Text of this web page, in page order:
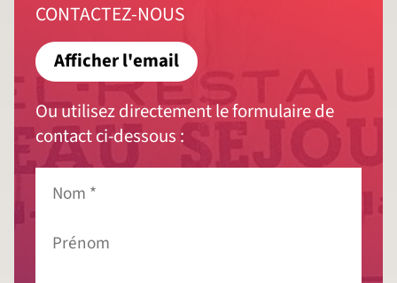
CONTACTEZ-NOUS
Afficher l'email
Ou utilisez directement le formulaire de
contact ci-dessous :